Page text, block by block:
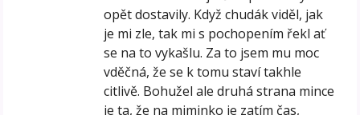
opět dostavily. Když chudák viděl, jak
je mi zle, tak mi s pochopením řekl ať
se na to vykašlu. Za to jsem mu moc
vděčná, že se k tomu staví takhle
citlivě. Bohužel ale druhá strana mince
je ta, že na miminko je zatím čas,